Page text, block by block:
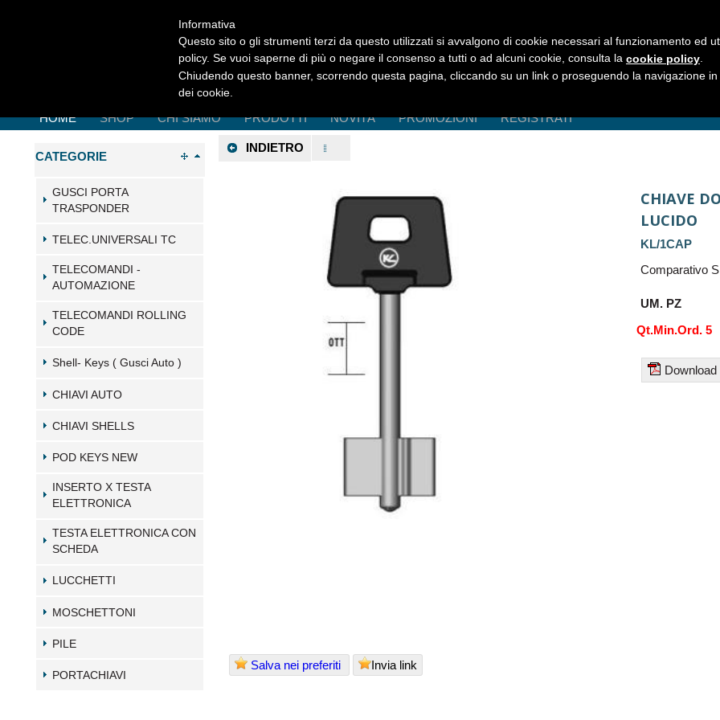
HOME SHOP CHI SIAMO PRODOTTI NOVITÀ PROMOZIONI REGISTRATI
CATEGORIE
GUSCI PORTA
TRASPONDER
TELEC.UNIVERSALI TC
TELECOMANDI -
AUTOMAZIONE
TELECOMANDI ROLLING
CODE
Shell- Keys ( Gusci Auto )
CHIAVI AUTO
CHIAVI SHELLS
POD KEYS NEW
INSERTO X TESTA
ELETTRONICA
TESTA ELETTRONICA CON
SCHEDA
LUCCHETTI
MOSCHETTONI
PILE
PORTACHIAVI
INDIETRO
CHIAVE
LUCIDO
KL/1CAP
Comparativo
UM. PZ
Qt.Min.Ord. 5
Salva nei preferiti Invia link
Informativa
Questo sito o gli strumenti terzi da questo utilizzati si avvalgono di cookie necessari al funzionamento ed
policy. Se vuoi saperne di più o negare il consenso a tutti o ad alcuni cookie, consulta la cookie policy
Chiudendo questo banner, scorrendo questa pagina, cliccando su un link o proseguendo la navigazione
dei cookie.